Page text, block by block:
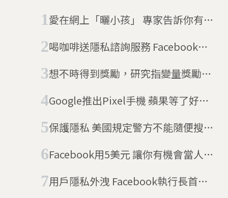
愛在網上「曬小孩」 專家告訴你有風
喝咖啡送隱私諮詢服務 Facebook在
想不時得到獎勵，研究指變量獎勵技
Google推出Pixel手機 蘋果等了好久
保護隱私 美國規定警方不能隨便搜手
Facebook用5美元 讓你有機會當人工
用戶隱私外洩 Facebook執行長首次